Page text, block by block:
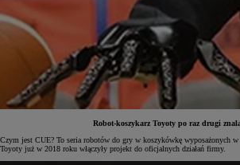
Od81 900 zł
Robot-koszykarz Toyoty po raz drugi
Czym jest CUE? To seria robotów do gry w koszykówkę wyposażonych
Toyoty już w 2018 roku włączyły projekt do oficjalnych działań firmy.